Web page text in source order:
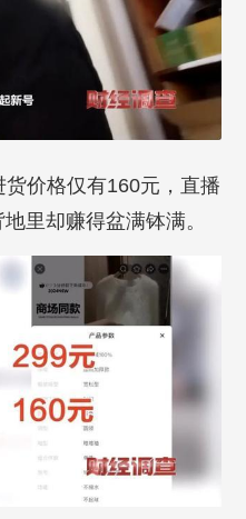
价格仅有160元，直播
里却赚得盆满钵满。